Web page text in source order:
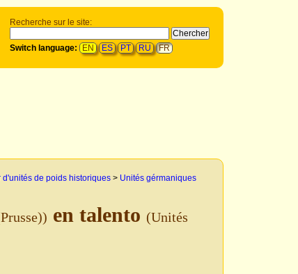
Recherche sur le site:
Switch language: EN ES PT RU FR
d'unités de poids historiques > Unités gérmaniques
en talento (Unités